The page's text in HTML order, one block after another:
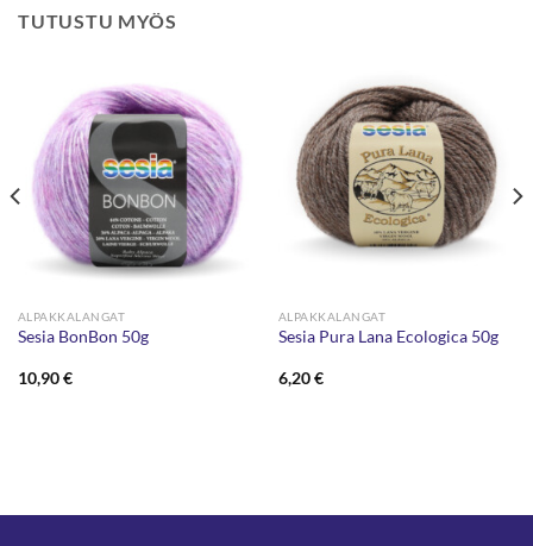
TUTUSTU MYÖS
ALPAKKALANGAT
Sesia BonBon 50g
10,90€
ALPAKKALANGAT
Sesia Pura Lana Ecologica 50g
6,20€